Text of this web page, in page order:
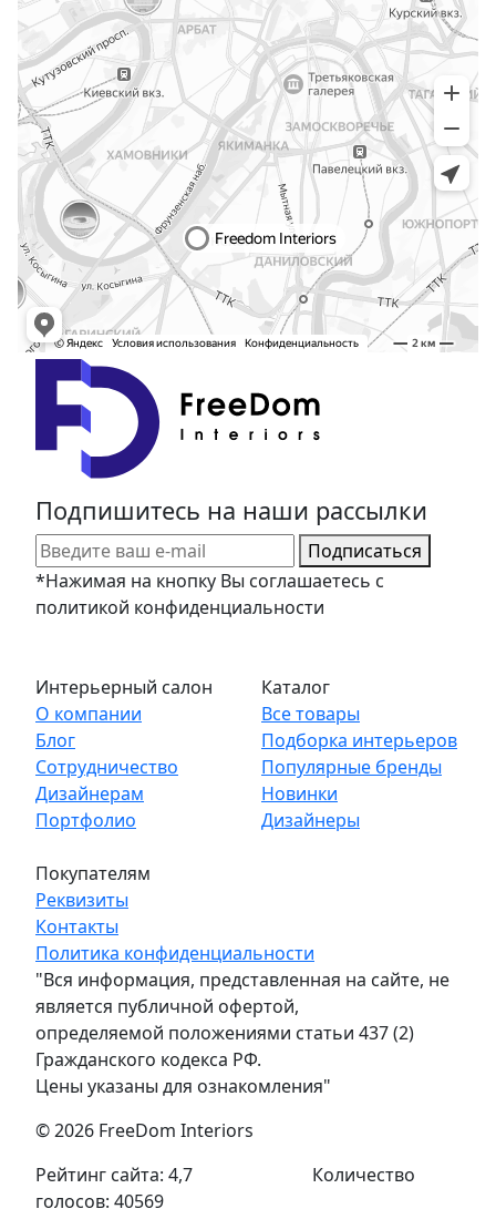
Интерьерный салон
О компании
Блог
Сотрудничество
Дизайнерам
Портфолио
Каталог
Все товары
Подборка интерьеров
Популярные бренды
Новинки
Дизайнеры
Покупателям
Реквизиты
Контакты
Подпишитесь на наши рассылки
Подписаться
*Нажимая на кнопку Вы соглашаетесь с
политикой конфиденциальности
Политика конфиденциальности
"Вся информация, представленная на сайте, не
является публичной офертой,
определяемой положениями статьи 437 (2)
Гражданского кодекса РФ.
Цены указаны для ознакомления"
© 2026 FreeDom Interiors
Рейтинг сайта: 4,7
Количество
голосов: 40569